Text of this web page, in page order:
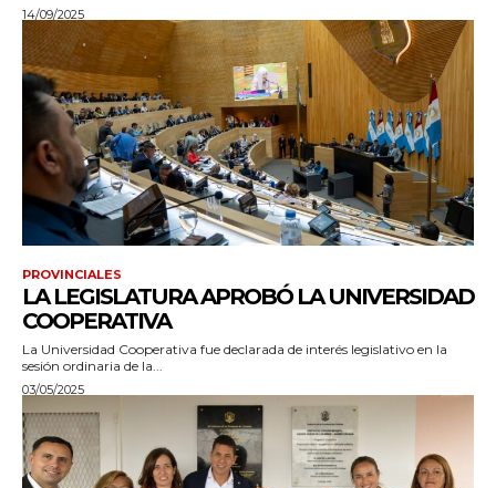
14/09/2025
PROVINCIALES
LA LEGISLATURA APROBÓ LA UNIVERSIDAD
COOPERATIVA
La Universidad Cooperativa fue declarada de interés legislativo en la
sesión ordinaria de la...
03/05/2025